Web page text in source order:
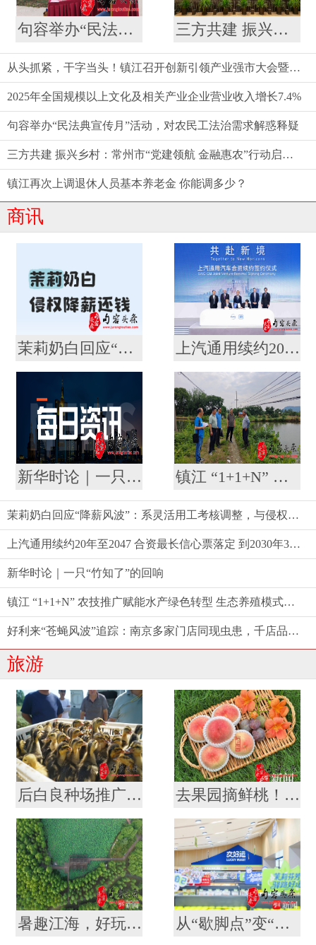
句容举办“民法典宣传月”活动，对农民工法治需求解惑释疑 三方共建 振兴乡村：常州市“党建领航 金融惠农”行动启动仪式举行
从头抓紧，干字当头！镇江召开创新引领产业强市大会暨要素市场化配置综合改革推进会
2025年全国规模以上文化及相关产业企业营业收入增长7.4%
句容举办“民法典宣传月”活动，对农民工法治需求解惑释疑
三方共建 振兴乡村：常州市“党建领航 金融惠农”行动启动仪式举行
镇江再次上调退休人员基本养老金 你能调多少？
商讯
茉莉奶白回应“降薪风波”：系灵活用工考核调整，与侵权案无关 上汽通用续约20年至2047 合资最长信心票落定 到2030年30款新能源奔涌而来
新华时论｜一只“竹知了”的回响 镇江 “1+1+N” 农技推广赋能水产绿色转型 生态养殖模式助农提质增效
茉莉奶白回应“降薪风波”：系灵活用工考核调整，与侵权案无关
上汽通用续约20年至2047 合资最长信心票落定 到2030年30款新能源奔涌而来
新华时论｜一只“竹知了”的回响
镇江 “1+1+N” 农技推广赋能水产绿色转型 生态养殖模式助农提质增效
好利来“苍蝇风波”追踪：南京多家门店同现虫患，千店品牌品控标准遭质疑
旅游
后白良种场推广“稻虾鳖共作”养殖模式 营造生态优美“稻梦空间” 去果园摘鲜桃！一场说走就走的“甜蜜微度假”
暑趣江海，好玩一夏！这个暑期怎么玩，南通给你安排好啦 从“歇脚点”变“打卡地” ！江苏107对高速服务区开启夏日消费新体验